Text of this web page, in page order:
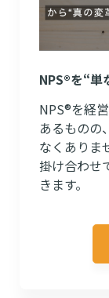
NPS®を“単
NPS®を経
あるものの
なくありま
掛け合わせ
きます。